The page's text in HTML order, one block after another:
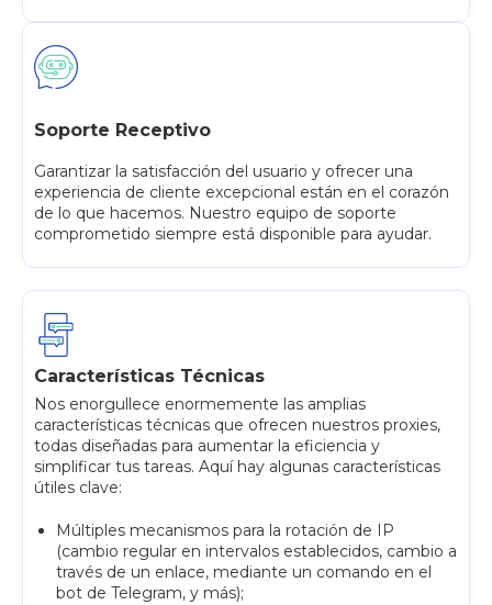
Soporte Receptivo
Garantizar la satisfacción del usuario y ofrecer una
experiencia de cliente excepcional están en el corazón
de lo que hacemos. Nuestro equipo de soporte
comprometido siempre está disponible para ayudar.
Características Técnicas
Nos enorgullece enormemente las amplias
características técnicas que ofrecen nuestros proxies,
todas diseñadas para aumentar la eficiencia y
simplificar tus tareas. Aquí hay algunas características
útiles clave:
Múltiples mecanismos para la rotación de IP
(cambio regular en intervalos establecidos, cambio a
través de un enlace, mediante un comando en el
bot de Telegram, y más);